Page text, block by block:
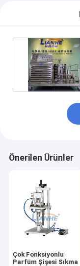
Önerilen Ürünler
Çok Fonksiyonlu
Parfüm Şişesi Sıkma